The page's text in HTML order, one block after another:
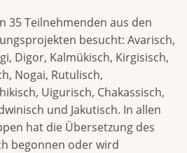
35 Teilnehmenden aus den
besucht: Avarisch,
Digor, Kalmükisch, Kirgisisch,
Nogai, Rutulisch,
Uigurisch, Chakassisch,
und Jakutisch. In allen
hat die Übersetzung des
begonnen oder wird